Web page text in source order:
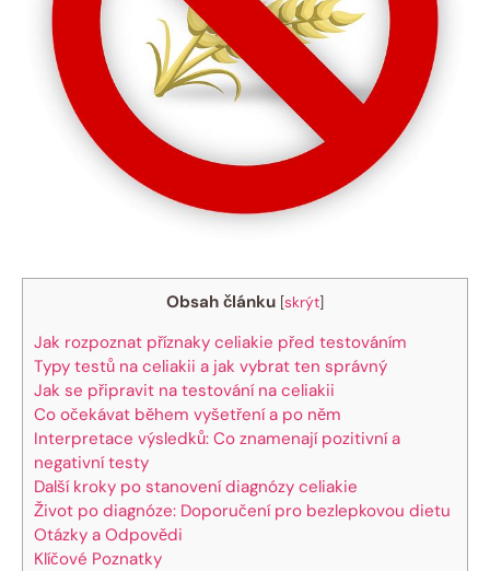
Obsah článku [skrýt]
Jak rozpoznat příznaky celiakie před testováním
Typy testů na celiakii a jak vybrat ten správný
Jak se připravit na testování na celiakii
Co očekávat během vyšetření a po něm
Interpretace výsledků: Co znamenají pozitivní a
negativní testy
Další kroky po stanovení diagnózy celiakie
Život po diagnóze: Doporučení pro bezlepkovou dietu
Otázky a Odpovědi
Klíčové Poznatky